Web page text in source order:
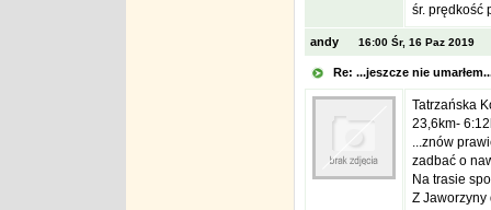
śr. prędkość
andy 16:00 Śr, 16 Paz 2019
Re: ...jeszcze nie
Tatrzańska
23,6km-
...znów
zadbać o
Na trasie
Z Jaworzyny